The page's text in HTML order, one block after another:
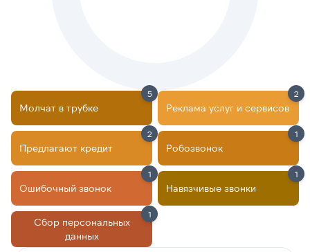
Молчат в трубке
5
Реклама услуг и сервисов
2
Предлагают кредит
2
Робозвонок
1
Ошибочный звонок
1
Навязчивые звонки
1
Сбор персональных
данных
1